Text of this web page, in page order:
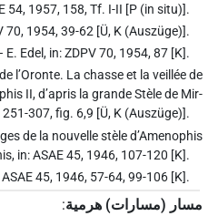
54, 1957, 158, Tf. I-II [P (in situ)].
70, 1954, 39-62 [Ü, K (Auszüge)].
E. Edel, in: ZDPV 70, 1954, 87 [K].
l’Oronte. La chasse et la veillée de
II, d’apris la grande Stèle de Mir-
307, fig. 6,9 [Ü, K (Auszüge)].
de la nouvelle stèle d’Amenophis
in: ASAE 45, 1946, 107-120 [K].
45, 1946, 57-64, 99-106 [K].
مسار (مسارات) هرمية: